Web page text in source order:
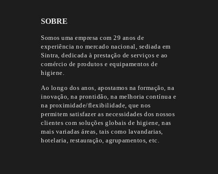
SOBRE
Somos uma empresa com 29 anos de
experiência no mercado nacional, sediada em
Sintra, dedicada à prestação de serviços e ao
comércio de produtos e equipamentos de
higiene.
Ao longo dos anos, apostamos na formação, na
inovação, na prontidão, na melhoria contínua e
na proximidade/flexibilidade, que nos
permitem satisfazer as necessidades dos nossos
clientes com soluções globais de higiene, nas
mais variadas áreas, tais como lavandarias,
hotelaria, restauração, agrupamentos, etc.